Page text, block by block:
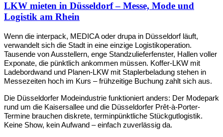
LKW mieten in Düsseldorf – Messe, Mode und
Logistik am Rhein
Wenn die interpack, MEDICA oder drupa in Düsseldorf läuft,
verwandelt sich die Stadt in eine einzige Logistikoperation.
Tausende von Ausstellern, enge Standzulieferfenster, Hallen voller
Exponate, die pünktlich ankommen müssen. Koffer-LKW mit
Ladebordwand und Planen-LKW mit Staplerbeladung stehen in
Messezeiten hoch im Kurs – frühzeitige Buchung zahlt sich aus.
Die Düsseldorfer Modeindustrie funktioniert anders: Der Modepark
rund um die Kaisersallee und die Düsseldorfer Prêt-à-Porter-
Termine brauchen diskrete, terminpünktliche Stückgutlogistik.
Keine Show, kein Aufwand – einfach zuverlässig da.